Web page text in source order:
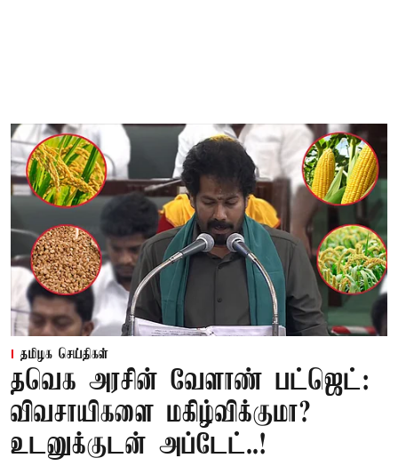
தமிழக செய்திகள்
தவெக அரசின் வேளாண் பட்ஜெட்:
விவசாயிகளை மகிழ்விக்குமா?
உடனுக்குடன் அப்டேட்..!